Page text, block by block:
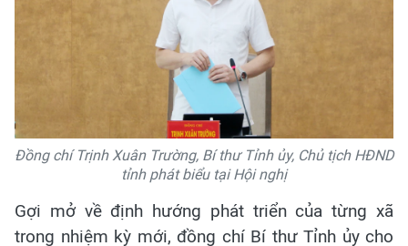
Đồng chí Trịnh Xuân Trường, Bí thư Tỉnh ủy, Chủ tịch HĐND
tỉnh phát biểu tại Hội nghị
Gợi mở về định hướng phát triển của từng xã
trong nhiệm kỳ mới, đồng chí Bí thư Tỉnh ủy cho